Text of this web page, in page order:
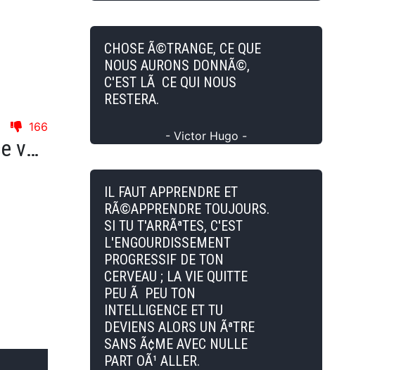
166
Ce que nous attendons d'un rÃ©cit, c'est l'expÃ©rience vÃ©cue par procuration.
CHOSE Ã©TRANGE, CE QUE
NOUS AURONS DONNÃ©,
C'EST LÃ CE QUI NOUS
RESTERA.
- Victor Hugo -
IL FAUT APPRENDRE ET
RÃ©APPRENDRE TOUJOURS.
SI TU T'ARRÃªTES, C'EST
L'ENGOURDISSEMENT
PROGRESSIF DE TON
CERVEAU ; LA VIE QUITTE
PEU Ã PEU TON
INTELLIGENCE ET TU
DEVIENS ALORS UN ÃªTRE
SANS Ã¢ME AVEC NULLE
PART OÃ¹ ALLER.